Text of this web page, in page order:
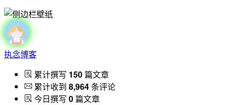
执念博客
累计撰写 150篇文章
累计收到 8,964条评论
今日撰写 0篇文章